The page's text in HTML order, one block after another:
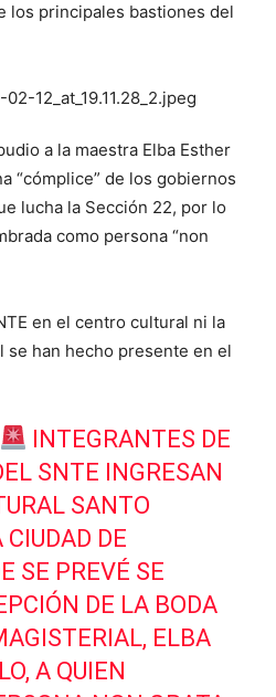
los principales bastiones del
a la maestra Elba Esther
“cómplice” de los gobiernos
lucha la Sección 22, por lo
como persona “non
en el centro cultural ni la
se han hecho presente en el
INTEGRANTES DE
SNTE INGRESAN
SANTO
DE
SE PREVÉ SE
DE LA BODA
ELBA
A QUIEN